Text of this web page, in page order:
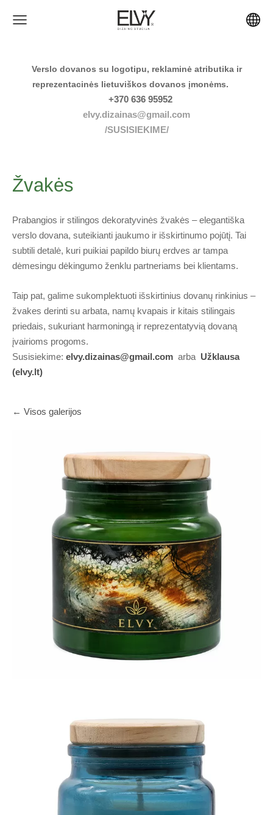
Verslo dovanos su logotipu, reklaminė atributika ir
reprezentacinės lietuviškos dovanos įmonėms.
+370 636 95952
elvy.dizainas@gmail.com
/SUSISIEKIME/
Žvakės
Prabangios ir stilingos dekoratyvinės žvakės – elegantiška
verslo dovana, suteikianti jaukumo ir išskirtinumo pojūtį. Tai
subtili detalė, kuri puikiai papildo biurų erdves ar tampa
dėmesingu dėkingumo ženklu partneriams bei klientams.
Taip pat, galime sukomplektuoti išskirtinius dovanų rinkinius –
žvakes derinti su arbata, namų kvapais ir kitais stilingais
priedais, sukuriant harmoningą ir reprezentatyvią dovaną
įvairioms progoms.
Susisiekime: elvy.dizainas@gmail.com arba Užklausa
(elvy.lt)
Visos galerijos